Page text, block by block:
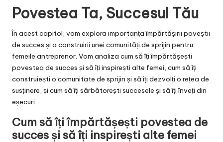
Povestea Ta, Succesul Tău
În acest capitol, vom explora importanța împărtășirii poveștii
de succes și a construirii unei comunități de sprijin pentru
femeile antreprenor. Vom analiza cum să îți împărtășești
povestea de succes și să îți inspirești alte femei, cum să îți
construiești o comunitate de sprijin și să îți dezvolți o rețea de
susținere, și cum să îți sărbătorești succesele și să îți înveți din
eșecuri.
Cum să îți împărtășești povestea de
succes și să îți inspirești alte femei